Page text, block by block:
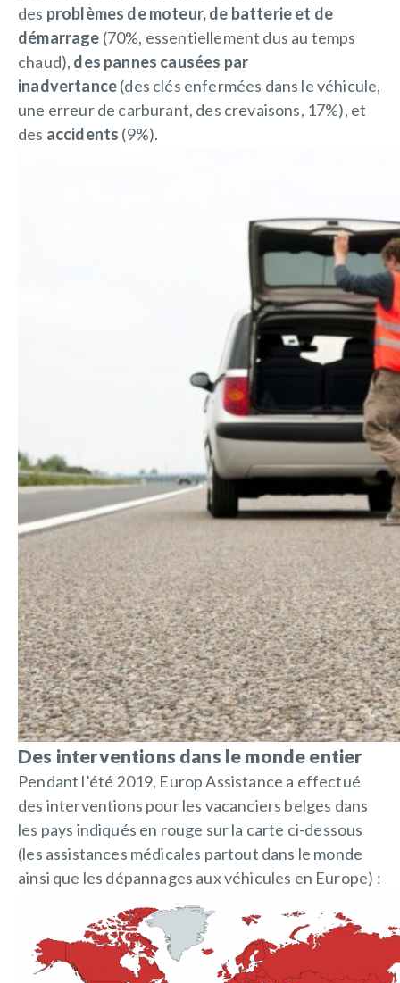
des problèmes de moteur, de batterie et de
démarrage (70%, essentiellement dus au temps
chaud), des pannes causées par
inadvertance(des clés enfermées dans le véhicule,
une erreur de carburant, des crevaisons, 17%), et
des accidents (9%).
Des interventions dans le monde entier
Pendant l’été 2019, Europ Assistance a effectué
des interventions pour les vacanciers belges dans
les pays indiqués en rouge sur la carte ci-dessous
(les assistances médicales partout dans le monde
ainsi que les dépannages aux véhicules en Europe) :